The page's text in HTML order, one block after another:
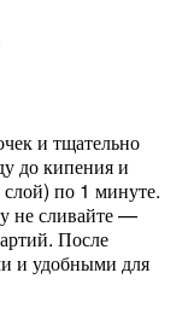
и тщательно
докипенияи
слой) по1 минуте.
несливайте—
После
и удобными для